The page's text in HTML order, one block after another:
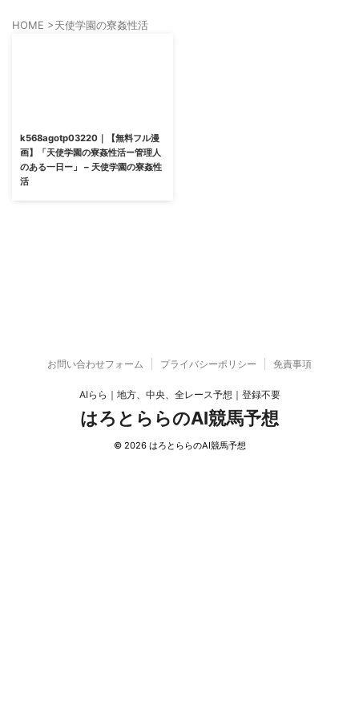
HOME >天使学園の寮姦性活
k568agotp03220｜【無料フル漫
画】「天使学園の寮姦性活ー管理人
のある一日ー」 – 天使学園の寮姦性
活
お問い合わせフォーム プライバシーポリシー 免責事項
AIらら｜地方、中央、全レース予想｜登録不要
はろとららのAI競馬予想
© 2026 はろとららのAI競馬予想